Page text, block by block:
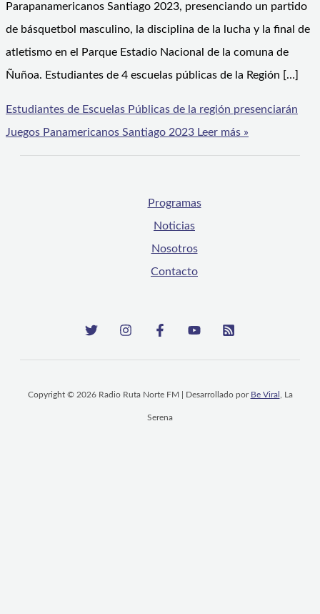
Parapanamericanos Santiago 2023, presenciando un partido
de básquetbol masculino, la disciplina de la lucha y la final de
atletismo en el Parque Estadio Nacional de la comuna de
Ñuñoa. Estudiantes de 4 escuelas públicas de la Región […]
Estudiantes de Escuelas Públicas de la región presenciarán
Juegos Panamericanos Santiago 2023 Leer más »
Programas
Noticias
Nosotros
Contacto
Copyright © 2026 Radio Ruta Norte FM | Desarrollado por Be Viral , La
Serena